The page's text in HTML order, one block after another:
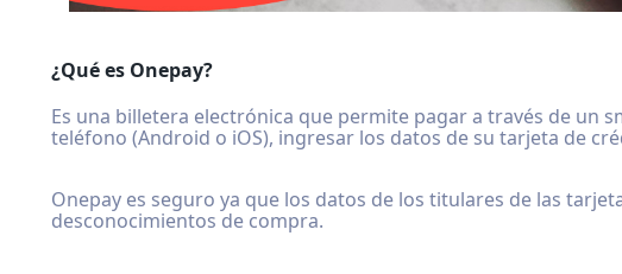
¿Qué es Onepay?
Es una billetera electrónica que permite pagar a través de un
teléfono (Android o iOS), ingresar los datos de su tarjeta de
Onepay es seguro ya que los datos de los titulares de las
desconocimientos de compra.